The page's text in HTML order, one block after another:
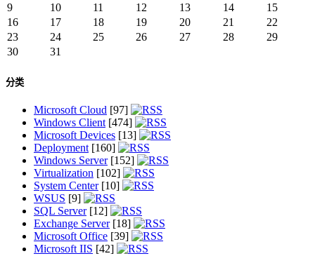
9
10 11 12 13 14
15
16
17 18 19 20 21
22
23
24 25 26 27 28
29
30
31
分类
Microsoft Cloud [97]
Windows Client[474]
Microsoft Devices [13]
Deployment[160]
Windows Server[152]
Virtualization [102]
System Center[10]
WSUS [9]
SQL Server[12]
Exchange Server[18]
Microsoft Office [39]
Microsoft IIS [42]